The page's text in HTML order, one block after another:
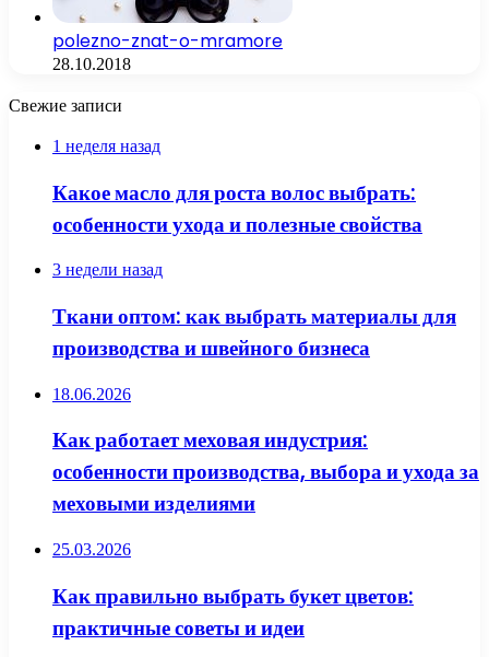
polezno-znat-o-mramore
28.10.2018
Свежие записи
1 неделя назад
Какое масло для роста волос выбрать:
особенности ухода и полезные свойства
3 недели назад
Ткани оптом: как выбрать материалы для
производства и швейного бизнеса
18.06.2026
Как работает меховая индустрия:
особенности производства, выбора и ухода за
меховыми изделиями
25.03.2026
Как правильно выбрать букет цветов:
практичные советы и идеи